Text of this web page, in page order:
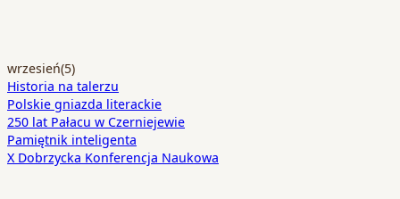
wrzesień(5)
Historia na talerzu
Polskie gniazda literackie
250 lat Pałacu w Czerniejewie
Pamiętnik inteligenta
X Dobrzycka Konferencja Naukowa